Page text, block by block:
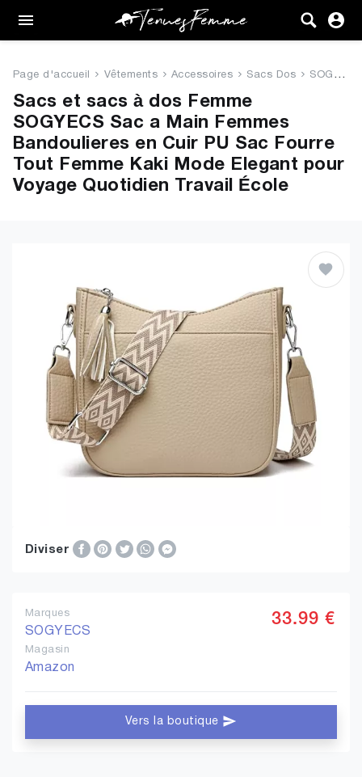
Femme
Vêtements
Chaussures
Sacs
Page d'accueil Vêtements Accessoires Sacs Dos SOGYECS Sac a Main Femmes Band...
Sacs et sacs à dos Femme
SOGYECS Sac a Main Femmes
Bandoulieres en Cuir PU Sac Fourre
Tout Femme Kaki Mode Elegant pour
Voyage Quotidien Travail École
Diviser
Marques
SOGYECS
Magasin
Amazon
33.99 €
Vers la boutique